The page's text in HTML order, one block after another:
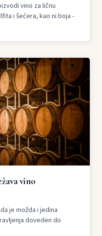
vino za ličnu
i šećera, kao ni boja -
vino
je možda i jedina
doveden do